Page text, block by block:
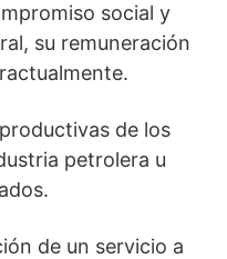
social y
su remuneración
de los
petrolera u
de un servicio a